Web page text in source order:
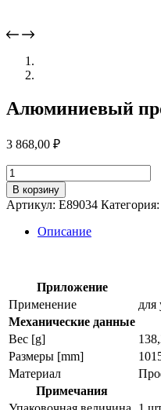
Алюминиевый
3 868,00 ₽
Количество
товара
Алюминиевый
профиль
e89034
В корзину
Артикул: E89034 Категория:
Описание
Приложение
Применение
для
Механические данные
Вес [g]
Размеры [mm]
Материал
Примечания